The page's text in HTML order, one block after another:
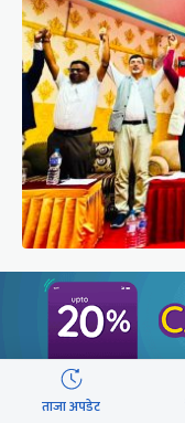
अस्तित्व संकटमा
पहिचानवादी दल
ताजा अपडेट